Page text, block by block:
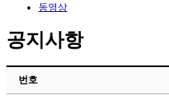
동영상
공지사항
번호